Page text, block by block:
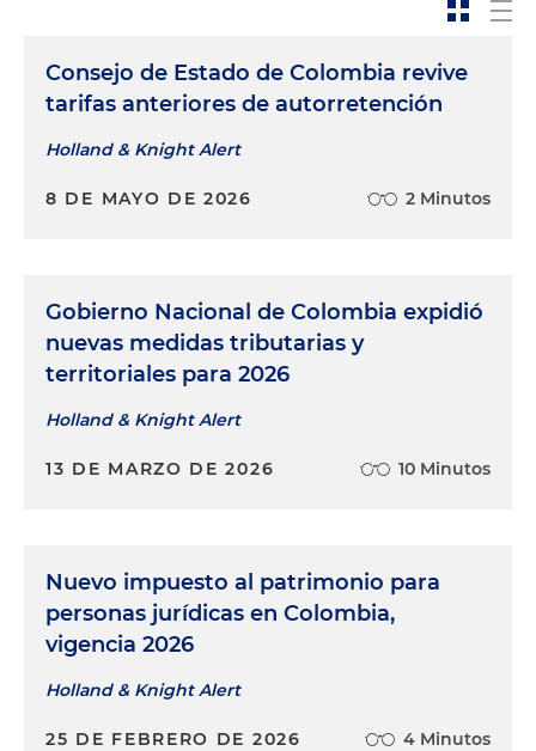
Consejo de Estado de Colombia revive
tarifas anteriores de autorretención
Holland & Knight Alert
8 DE MAYO DE 2026 2 Minutos
Gobierno Nacional de Colombia expidió
nuevas medidas tributarias y
territoriales para 2026
Holland & Knight Alert
13 DE MARZO DE 2026 10 Minutos
Nuevo impuesto al patrimonio para
personas jurídicas en Colombia,
vigencia 2026
Holland & Knight Alert
25 DE FEBRERO DE 2026 4 Minutos